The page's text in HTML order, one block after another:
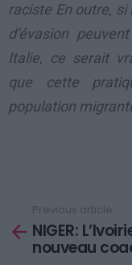
raciste En outre, si
d’évasion
Italie, ce serait
que cette
population
more
Previous article
NIGER:
nouveau